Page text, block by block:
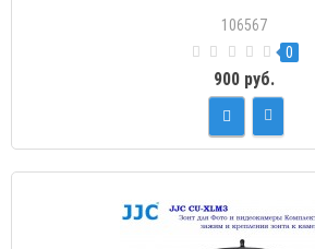
106567
0
900 руб.